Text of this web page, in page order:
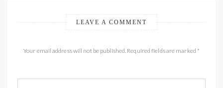
LEAVE A COMMENT
Your email address will not be published. Required fields are marked *